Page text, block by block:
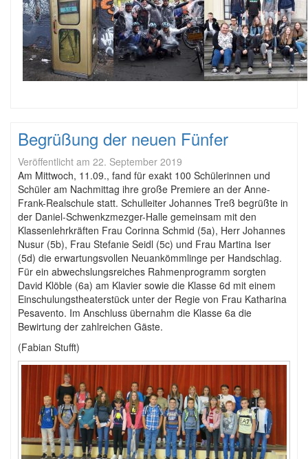
Begrüßung der neuen Fünfer
Veröffentlicht am 22. September 2019
Am Mittwoch, 11.09., fand für exakt 100 Schülerinnen und
Schüler am Nachmittag ihre große Premiere an der Anne-
Frank-Realschule statt. Schulleiter Johannes Treß begrüßte in
der Daniel-Schwenkzmezger-Halle gemeinsam mit den
Klassenlehrkräften Frau Corinna Schmid (5a), Herr Johannes
Nusur (5b), Frau Stefanie Seidl (5c) und Frau Martina Iser
(5d) die erwartungsvollen Neuankömmlinge per Handschlag.
Für ein abwechslungsreiches Rahmenprogramm sorgten
David Klöble (6a) am Klavier sowie die Klasse 6d mit einem
Einschulungstheaterstück unter der Regie von Frau Katharina
Pesavento. Im Anschluss übernahm die Klasse 6a die
Bewirtung der zahlreichen Gäste.
(Fabian Stufft)